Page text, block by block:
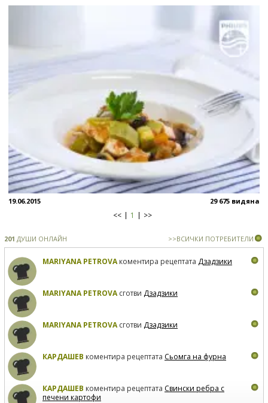
19.06.2015 29 675 видяна
<< 1 >>
201 ДУШИ ОНЛАЙН >>ВСИЧКИ ПОТРЕБИТЕЛИ
MARIYANA PETROVAкоментира рецептата Дзадзики
MARIYANA PETROVAсготви Дзадзики
MARIYANA PETROVAсготви Дзадзики
КАРДАШЕВ коментира рецептата Сьомга на фурна
КАРДАШЕВ коментира рецептата Свински ребра с
печени картофи